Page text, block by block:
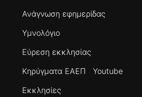
Ανάγνωση εφημερίδας
Υμνολόγιο
Εύρεση εκκλησίας
Κηρύγματα ΕΑΕΠ
Youtube
Εκκλησίες